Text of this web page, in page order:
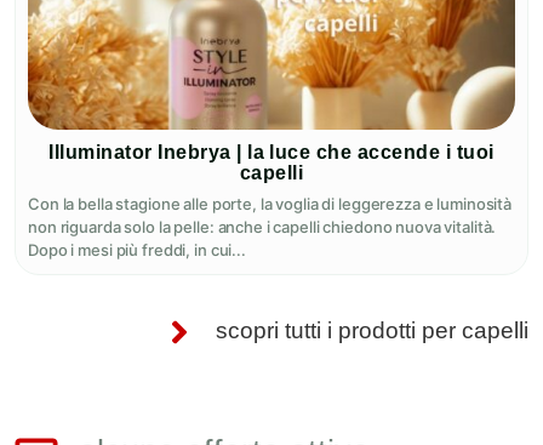
Illuminator Inebrya | la luce che accende i tuoi
capelli
Con la bella stagione alle porte, la voglia di leggerezza e luminosità
non riguarda solo la pelle: anche i capelli chiedono nuova vitalità.
Dopo i mesi più freddi, in cui...
scopri tutti i prodotti per capelli